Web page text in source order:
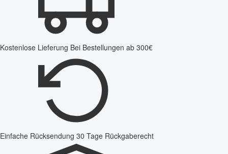
Kostenlose Lieferung Bei Bestellungen ab 300€
Einfache Rücksendung 30 Tage Rückgaberecht